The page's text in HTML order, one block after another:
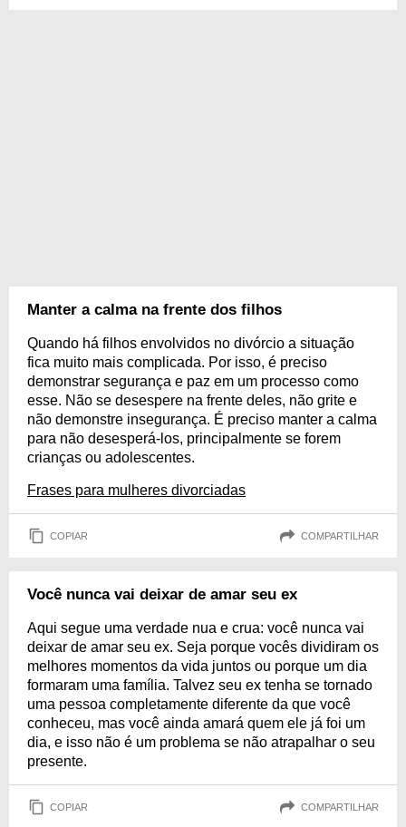
Manter a calma na frente dos filhos
Quando há filhos envolvidos no divórcio a situação
fica muito mais complicada. Por isso, é preciso
demonstrar segurança e paz em um processo como
esse. Não se desespere na frente deles, não grite e
não demonstre insegurança. É preciso manter a calma
para não desesperá-los, principalmente se forem
crianças ou adolescentes.
Frases para mulheres divorciadas
COPIAR COMPARTILHAR
Você nunca vai deixar de amar seu ex
Aqui segue uma verdade nua e crua: você nunca vai
deixar de amar seu ex. Seja porque vocês dividiram os
melhores momentos da vida juntos ou porque um dia
formaram uma família. Talvez seu ex tenha se tornado
uma pessoa completamente diferente da que você
conheceu, mas você ainda amará quem ele já foi um
dia, e isso não é um problema se não atrapalhar o seu
presente.
COPIAR COMPARTILHAR